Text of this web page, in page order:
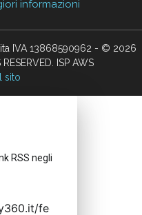
informazioni
IVA 13868590962 - © 2026
ISP AWS
sito
RSS negli